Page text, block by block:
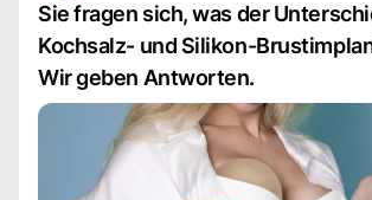
Sie fragen sich, was der
Kochsalz- und Silikon-
Wir geben Antworten.